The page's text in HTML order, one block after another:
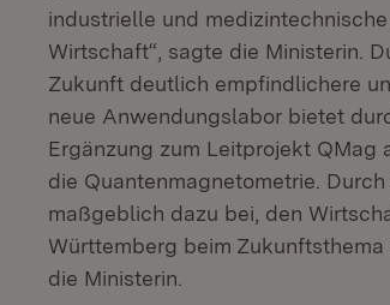
industrielle und
Wirtschaft“, sagte die Ministerin.
Zukunft deutlich empfindlichere
neue Anwendungslabor bietet
Ergänzung zum Leitprojekt
die Quantenmagnetometrie.
maßgeblich dazu bei, den
Württemberg beim
die Ministerin.